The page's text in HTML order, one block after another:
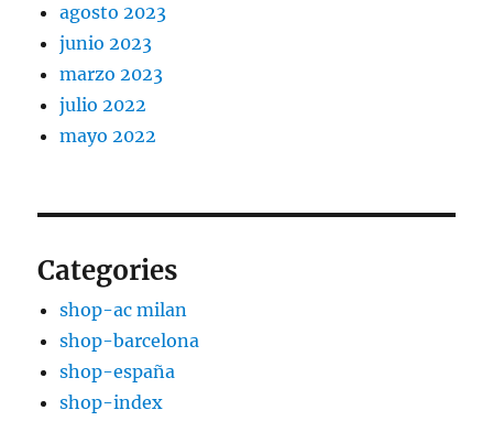
agosto 2023
junio 2023
marzo 2023
julio 2022
mayo 2022
Categories
shop-ac milan
shop-barcelona
shop-españa
shop-index